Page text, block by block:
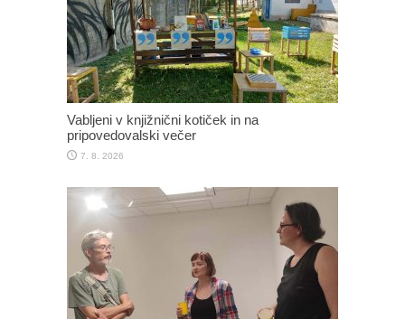
Vabljeni v knjižnični kotiček in na
pripovedovalski večer
7. 8. 2026